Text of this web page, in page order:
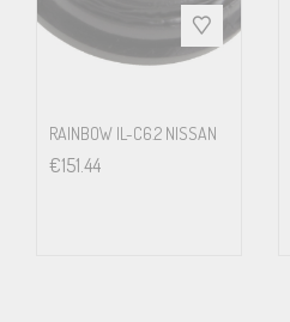
RAINBOW IL-C6.2 NISSAN
€151.44